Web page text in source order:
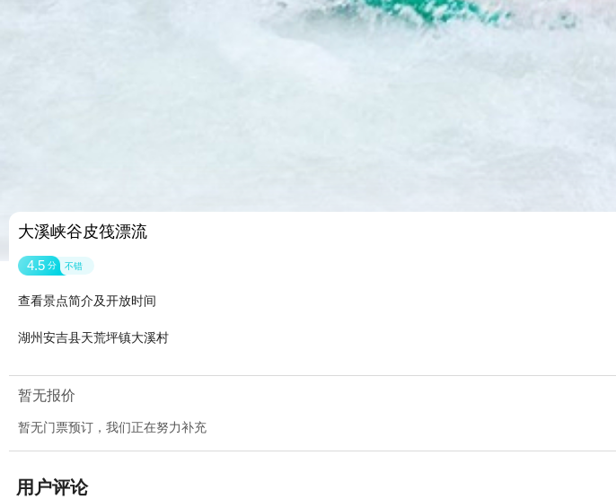
大溪峡谷皮筏漂流
4.5 分 不错
查看景点简介及开放时间
湖州安吉县天荒坪镇大溪村
暂无报价
暂无门票预订，我们正在努力补充
用户评论